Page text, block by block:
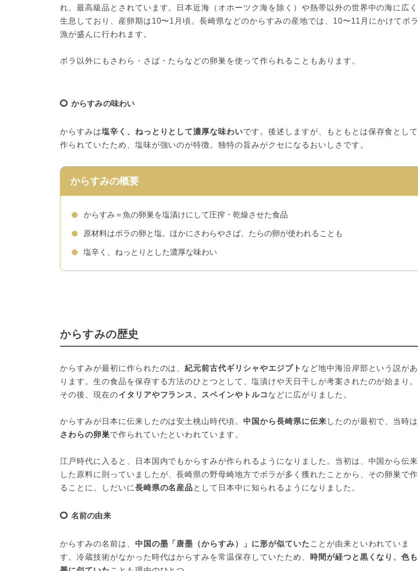
れ、最高級品とされています。日本近海（オホーツク海を除く）や熱帯以外の世界中の海に広く
生息しており、産卵期は10〜1月頃。長崎県などのからすみの産地では、10〜11月にかけてボラ
漁が盛んに行われます。
ボラ以外にもさわら・さば・たらなどの卵巣を使って作られることもあります。
からすみの味わい
からすみは塩辛く、ねっとりとして濃厚な味わいです。後述しますが、もともとは保存食として
作られていたため、塩味が強いのが特徴。独特の旨みがクセになるおいしさです。
からすみの概要
からすみ＝魚の卵巣を塩漬けにして圧搾・乾燥させた食品
原材料はボラの卵と塩。ほかにさわらやさば、たらの卵が使われることも
塩辛く、ねっとりとした濃厚な味わい
からすみの歴史
からすみが最初に作られたのは、紀元前古代ギリシャやエジプト など地中海沿岸部という説があ
ります。生の食品を保存する方法のひとつとして、塩漬けや天日干しが考案されたのが始まり。
その後、現在のイタリアやフランス、スペインやトルコ などに広がりました。
からすみが日本に伝来したのは安土桃山時代頃。 中国から長崎県に伝来 したのが最初で、当時は
さわらの卵巣で作られていたといわれています。
江戸時代に入ると、日本国内でもからすみが作られるようになりました。当初は、中国から伝来
した原料に則っていましたが、長崎県の野母崎地方でボラが多く獲れたことから、その卵巣で作
ることに。しだいに長崎県の名産品として日本中に知られるようになりました。
名前の由来
からすみの名前は、 中国の墨「唐墨（からすみ）」に形が似ていた ことが由来といわれていま
す。冷蔵技術がなかった時代はからすみを常温保存していたため、
時間が経つと黒くなり、色も